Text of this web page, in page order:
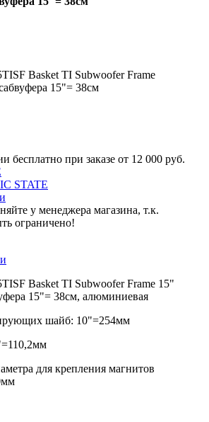
Basket TI Subwoofer Frame
15"= 38см
бесплатно при заказе от 12 000 руб.
STATE
у менеджера магазина, т.к.
ограничено!
Basket TI Subwoofer Frame 15"
15"= 38см, алюминиевая
шайб: 10"=254мм
для крепления магнитов